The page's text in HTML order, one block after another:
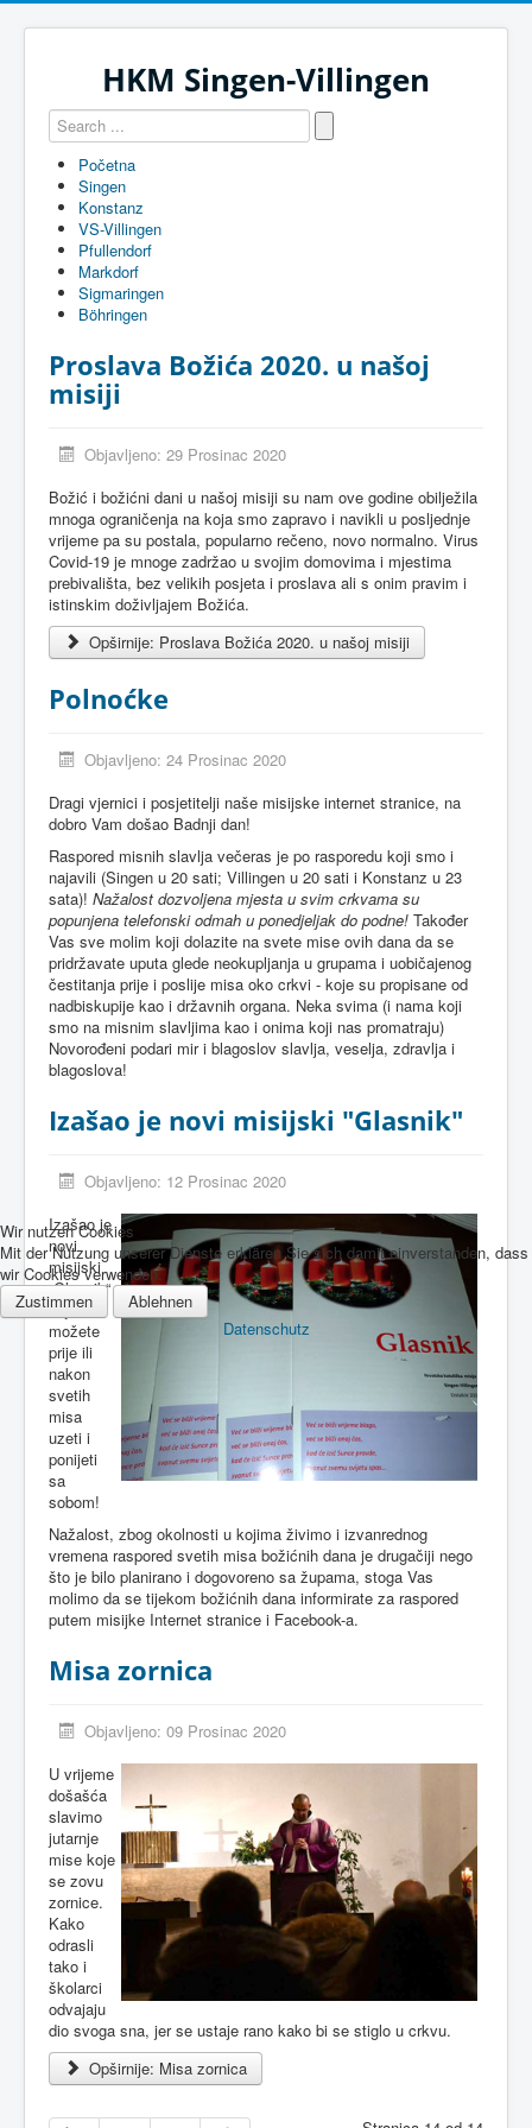
HKM Singen-Villingen
Početna
Singen
Konstanz
VS-Villingen
Pfullendorf
Markdorf
Sigmaringen
Böhringen
Proslava Božića 2020. u našoj
misiji
Objavljeno: 29 Prosinac 2020
Božić i božićni dani u našoj misiji su nam ove godine obilježila
mnoga ograničenja na koja smo zapravo i navikli u posljednje
vrijeme pa su postala, popularno rečeno, novo normalno. Virus
Covid-19 je mnoge zadržao u svojim domovima i mjestima
prebivališta, bez velikih posjeta i proslava ali s onim pravim i
istinskim doživljajem Božića.
Opširnije: Proslava Božića 2020. u našoj misiji
Polnoćke
Objavljeno: 24 Prosinac 2020
Dragi vjernici i posjetitelji naše misijske internet stranice, na
dobro Vam došao Badnji dan!
Raspored misnih slavlja večeras je po rasporedu koji smo i
najavili (Singen u 20 sati; Villingen u 20 sati i Konstanz u 23
sata)! Nažalost dozvoljena mjesta u svim crkvama su
popunjena telefonski odmah u ponedjeljak do podne! Također
Vas sve molim koji dolazite na svete mise ovih dana da se
pridržavate uputa glede neokupljanja u grupama i uobičajenog
čestitanja prije i poslije misa oko crkvi - koje su propisane od
nadbiskupije kao i državnih organa. Neka svima (i nama koji
smo na misnim slavljima kao i onima koji nas promatraju)
Novorođeni podari mir i blagoslov slavlja, veselja, zdravlja i
blagoslova!
Izašao je novi misijski "Glasnik"
Objavljeno: 12 Prosinac 2020
Izašao je
novi
misijski
„Glasnik“
koji
možete
prije ili
nakon
svetih
misa
uzeti i
ponijeti
sa
sobom!
Nažalost, zbog okolnosti u kojima živimo i izvanrednog
vremena raspored svetih misa božićnih dana je drugačiji nego
što je bilo planirano i dogovoreno sa župama, stoga Vas
molimo da se tijekom božićnih dana informirate za raspored
putem misijke Internet stranice i Facebook-a.
Misa zornica
Objavljeno: 09 Prosinac 2020
U vrijeme
došašća
slavimo
jutarnje
mise koje
se zovu
zornice.
Kako
odrasli
tako i
školarci
odvajaju
dio svoga sna, jer se ustaje rano kako bi se stiglo u crkvu.
Opširnije: Misa zornica
Wir nutzen Cookies
Mit der Nutzung unserer Dienste erklären Sie sich damit einverstanden, dass
wir Cookies verwenden.
Zustimmen
Ablehnen
Datenschutz